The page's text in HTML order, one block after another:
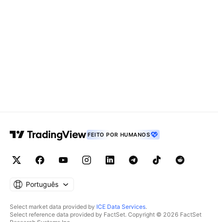
FEITO POR HUMANOS
Português
Select market data provided by ICE Data Services.
Select reference data provided by FactSet. Copyright © 2026 FactSet